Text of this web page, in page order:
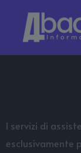
contenuto
I servizi di
esclusivamente